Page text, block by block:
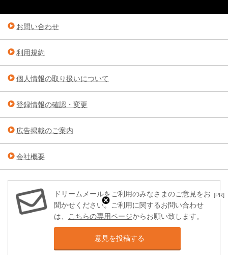
[PR]
お問い合わせ
利用規約
個人情報の取り扱いについて
登録情報の確認・変更
広告掲載のご案内
会社概要
ドリームメールをご利用のみなさまのご意見をお
聞かせください。ご利用に関するお問い合わせ
は、
こちらの専用ページからお願い致します。
意見を投稿する